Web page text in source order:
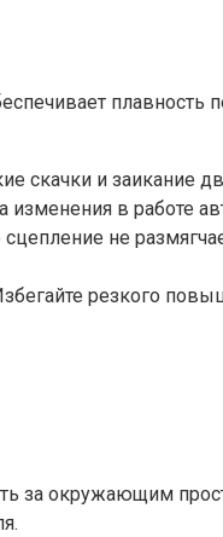
плавность
скачки и заикание
изменения в работе
не
резкого
за окружающим